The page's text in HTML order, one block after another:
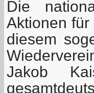
Die
Aktionen
diesem
Jakob